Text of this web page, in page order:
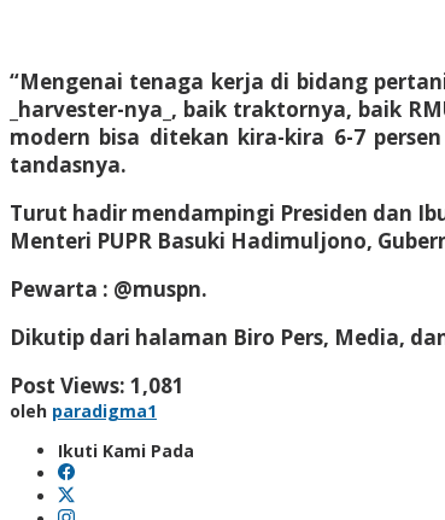
“Mengenai tenaga kerja di bidang
_harvester-nya_, baik traktornya, baik
modern bisa ditekan kira-kira 6-7
tandasnya.
Turut hadir mendampingi Presiden dan
Menteri PUPR Basuki Hadimuljono,
Pewarta : @muspn.
Dikutip dari halaman Biro Pers, Media,
Post Views: 1,081
oleh paradigma1
Ikuti Kami Pada